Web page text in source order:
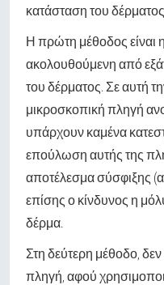
κατάσταση του
Η πρώτη μέθοδος είναι
ακολουθούμενη από
του δέρματος. Σε αυτή
μικροσκοπική πληγή
υπάρχουν καμένα
επούλωση αυτής της
αποτέλεσμα σύσφιξης
επίσης ο κίνδυνος η
δέρμα.
Στη δεύτερη μέθοδο,
πληγή, αφού